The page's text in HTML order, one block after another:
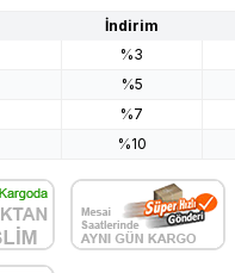
İndirim
%3
%5
%7
%10